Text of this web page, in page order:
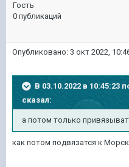
Гость
0 публикаций
Опубликовано: 3 окт 2022,
В 03.10.2022 в 10:45:23
сказал:
а потом только
как потом подвязатся к